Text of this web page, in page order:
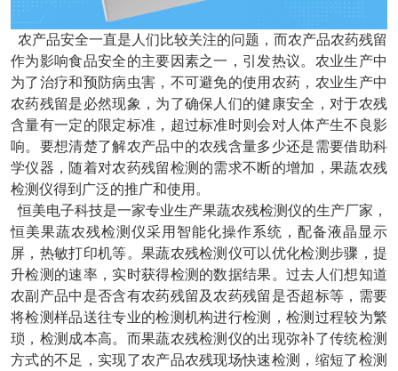
农产品安全一直是人们比较关注的问题，而农产品农药残留
作为影响食品安全的主要因素之一，引发热议。农业生产中
为了治疗和预防病虫害，不可避免的使用农药，农业生产中
农药残留是必然现象，为了确保人们的健康安全，对于农残
含量有一定的限定标准，超过标准时则会对人体产生不良影
响。要想清楚了解农产品中的农残含量多少还是需要借助科
学仪器，随着对农药残留检测的需求不断的增加，果蔬农残
检测仪得到广泛的推广和使用。
恒美电子科技是一家专业生产果蔬农残检测仪的生产厂家，
恒美果蔬农残检测仪采用智能化操作系统，配备液晶显示
屏，热敏打印机等。果蔬农残检测仪可以优化检测步骤，提
升检测的速率，实时获得检测的数据结果。过去人们想知道
农副产品中是否含有农药残留及农药残留是否超标等，需要
将检测样品送往专业的检测机构进行检测，检测过程较为繁
琐，检测成本高。而果蔬农残检测仪的出现弥补了传统检测
方式的不足，实现了农产品农残现场快速检测，缩短了检测